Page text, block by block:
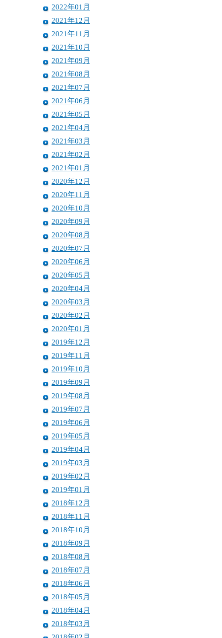
2022年01月
2021年12月
2021年11月
2021年10月
2021年09月
2021年08月
2021年07月
2021年06月
2021年05月
2021年04月
2021年03月
2021年02月
2021年01月
2020年12月
2020年11月
2020年10月
2020年09月
2020年08月
2020年07月
2020年06月
2020年05月
2020年04月
2020年03月
2020年02月
2020年01月
2019年12月
2019年11月
2019年10月
2019年09月
2019年08月
2019年07月
2019年06月
2019年05月
2019年04月
2019年03月
2019年02月
2019年01月
2018年12月
2018年11月
2018年10月
2018年09月
2018年08月
2018年07月
2018年06月
2018年05月
2018年04月
2018年03月